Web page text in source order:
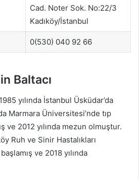
Cad. Noter Sok. No:22/3
Kadıköy/İstanbul
0(530) 040 92 66
Baltacı
yılında İstanbul Üsküdar’da
Marmara Üniversitesi’nde tıp
ve 2012 yılında mezun olmuştur.
Ruh ve Sinir Hastalıkları
ve 2018 yılında